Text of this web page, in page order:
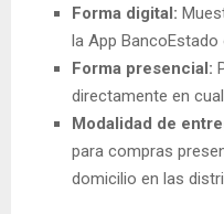
Forma digital:
la App BancoEstado
Forma presencial:
directamente en
Modalidad de
para compras
domicilio en las